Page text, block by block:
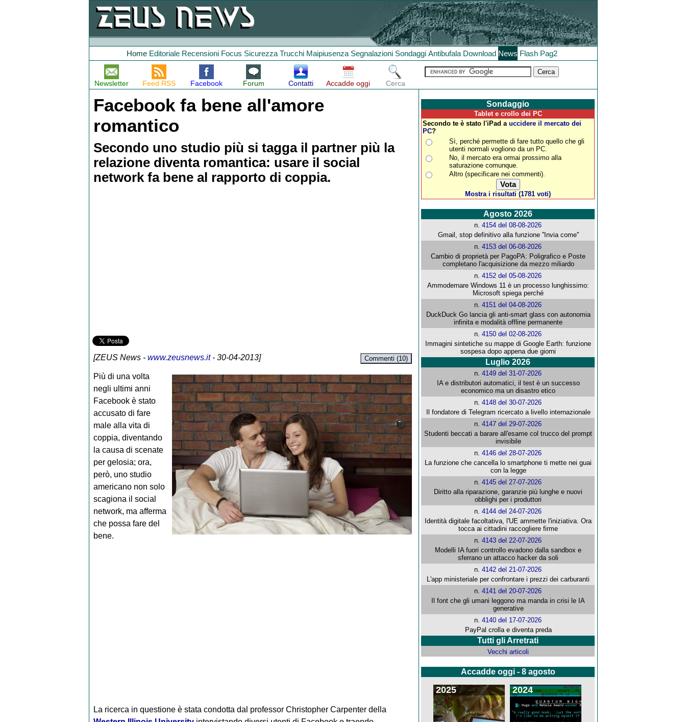
Home Editoriale Recensioni Focus Sicurezza Trucchi Maipiusenza Segnalazioni Sondaggi Antibufala Download News Flash Pag2
Newsletter Feed RSS Facebook Forum Contatti Accadde oggi Cerca
Facebook fa bene all'amore
romantico
Secondo uno studio più si tagga il partner più la
relazione diventa romantica: usare il social
network fa bene al rapporto di coppia.
[ZEUS News- www.zeusnews.it- 30-04-2013] Commenti (10)
Più di una volta
negli ultimi anni
Facebook è stato
accusato di fare
male alla vita di
coppia, diventando
la causa di scenate
per gelosia; ora,
però, uno studio
americano non solo
scagiona il social
network, ma afferma
che possa fare del
bene.
La ricerca in questione è stata condotta dal professor Christopher Carpenter della
Sondaggio
Tablet e crollo dei PC
Secondo te è stato l'iPad auccidere il mercato dei
PC?
Sì, perché permette di fare tutto quello che gli
utenti normali vogliono da un PC.
No, il mercato era ormai prossimo alla
saturazione comunque.
Altro (specificare nei commenti).
Mostra i risultati (1781 voti)
Agosto 2026
n.4154 del 08-08-2026
Gmail, stop definitivo alla funzione ''Invia come''
n.4153 del 06-08-2026
Cambio di proprietà per PagoPA: Poligrafico e Poste
completano l'acquisizione da mezzo miliardo
n.4152 del 05-08-2026
Ammodernare Windows 11 è un processo lunghissimo:
Microsoft spiega perché
n.4151 del 04-08-2026
DuckDuck Go lancia gli anti-smart glass con autonomia
infinita e modalità offline permanente
n.4150 del 02-08-2026
Immagini sintetiche su mappe di Google Earth: funzione
sospesa dopo appena due giorni
Luglio 2026
n.4149 del 31-07-2026
IA e distributori automatici, il test è un successo
economico ma un disastro etico
n.4148 del 30-07-2026
Il fondatore di Telegram ricercato a livello internazionale
n.4147 del 29-07-2026
Studenti beccati a barare all'esame col trucco del prompt
invisibile
n.4146 del 28-07-2026
La funzione che cancella lo smartphone ti mette nei guai
con la legge
n.4145 del 27-07-2026
Diritto alla riparazione, garanzie più lunghe e nuovi
obblighi per i produttori
n.4144 del 24-07-2026
Identità digitale facoltativa, l'UE ammette l'iniziativa. Ora
tocca ai cittadini raccogliere firme
n.4143 del 22-07-2026
Modelli IA fuori controllo evadono dalla sandbox e
sferrano un attacco hacker da soli
n.4142 del 21-07-2026
L'app ministeriale per confrontare i prezzi dei carburanti
n.4141 del 20-07-2026
Il font che gli umani leggono ma manda in crisi le IA
generative
n.4140 del 17-07-2026
PayPal crolla e diventa preda
Tutti gli Arretrati
Vecchi articoli
Accadde oggi - 8 agosto
2025 2024